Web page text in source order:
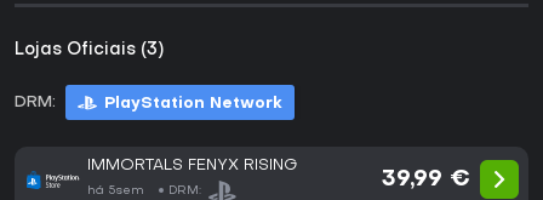
Lojas Oficiais (3)
DRM: PlayStation Network
IMMORTALS FENYX RISING
há 5sem DRM:
39,99 €